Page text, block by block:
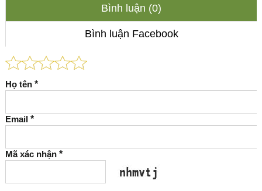
Bình luận (0)
Bình luận Facebook
Họ tên *
Email *
Mã xác nhận *